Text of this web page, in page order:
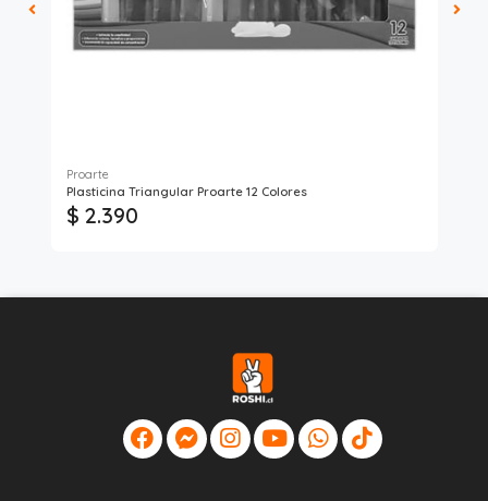
Proarte
Plasticina Triangular Proarte 12 Colores
$ 2.390